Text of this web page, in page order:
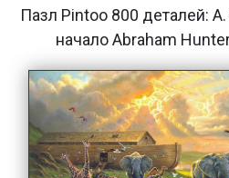
Пазл Pintoo 800 деталей:
начало Abraham